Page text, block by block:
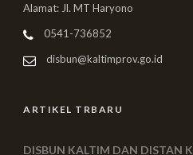
Alamat: Jl. MT Haryono
0541-736852
disbun@kaltimprov.go.id
ARTIKEL TRBARU
DISBUN KALTIM DAN DISTAN